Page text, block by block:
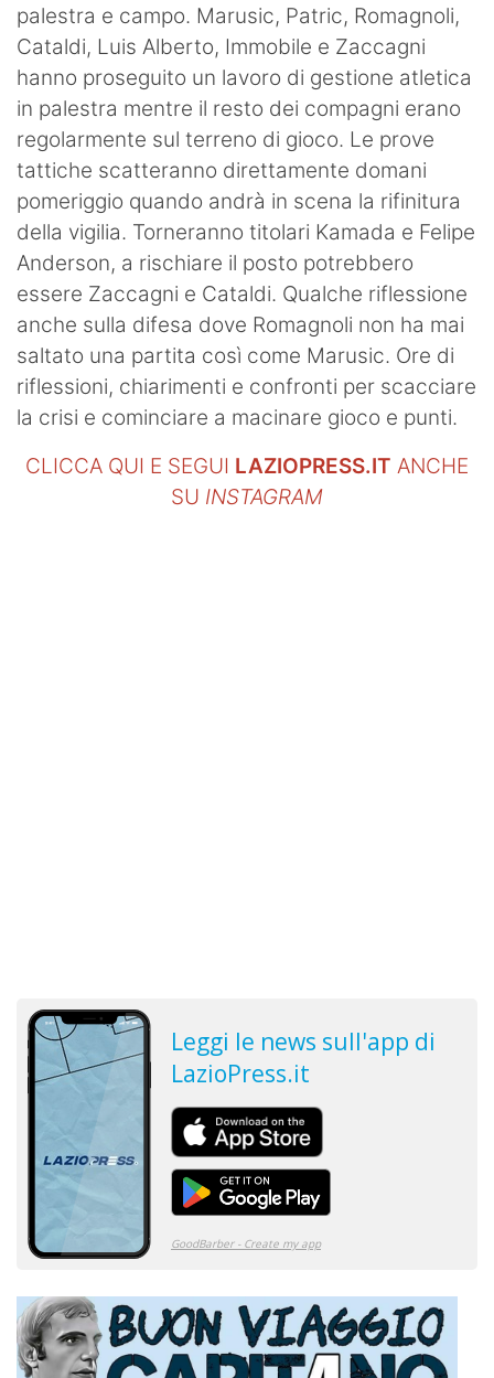
palestra e campo. Marusic, Patric, Romagnoli,
Cataldi, Luis Alberto, Immobile e Zaccagni
hanno proseguito un lavoro di gestione atletica
in palestra mentre il resto dei compagni erano
regolarmente sul terreno di gioco. Le prove
tattiche scatteranno direttamente domani
pomeriggio quando andrà in scena la rifinitura
della vigilia. Torneranno titolari Kamada e Felipe
Anderson, a rischiare il posto potrebbero
essere Zaccagni e Cataldi. Qualche riflessione
anche sulla difesa dove Romagnoli non ha mai
saltato una partita così come Marusic. Ore di
riflessioni, chiarimenti e confronti per scacciare
la crisi e cominciare a macinare gioco e punti.
CLICCA QUI E SEGUI LAZIOPRESS.IT ANCHE
SU INSTAGRAM